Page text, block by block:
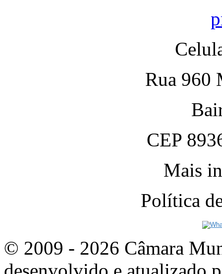
Rua 960
CEP
Mais
Política
© 2009 - 2026 Câmara